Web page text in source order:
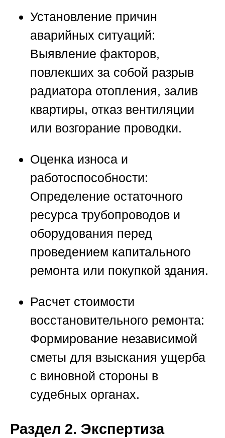
Установление причин
аварийных ситуаций:
Выявление факторов,
повлекших за собой разрыв
радиатора отопления, залив
квартиры, отказ вентиляции
или возгорание проводки.
Оценка износа и
работоспособности:
Определение остаточного
ресурса трубопроводов и
оборудования перед
проведением капитального
ремонта или покупкой здания.
Расчет стоимости
восстановительного ремонта:
Формирование независимой
сметы для взыскания ущерба
с виновной стороны в
судебных органах.
Раздел 2. Экспертиза